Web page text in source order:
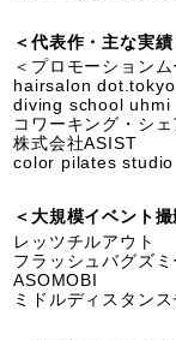
＜代表作・主な実績
＜プロモーションム
hairsalon dot.tokyo
diving school uhmi
コワーキング・シ
株式会社ASIST
color pilates studio
＜大規模イベント撮
レッツチルアウト
フラッシュバグズ
ASOMOBI
ミドルディスタン